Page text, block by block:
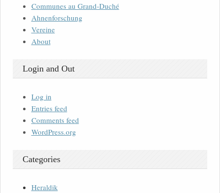
Communes au Grand-Duché
Ahnenforschung
Vereine
About
Login and Out
Log in
Entries feed
Comments feed
WordPress.org
Categories
Heraldik